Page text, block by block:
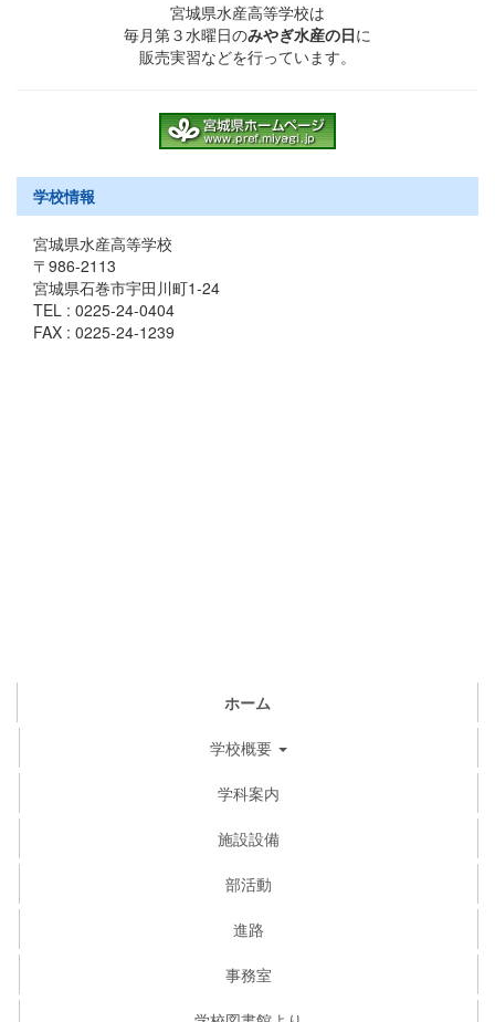
宮城県水産高等学校は
毎月第３水曜日のみやぎ水産の日に
販売実習などを行っています。
学校情報
宮城県水産高等学校
〒986-2113
宮城県石巻市宇田川町1-24
TEL : 0225-24-0404
FAX : 0225-24-1239
ホーム
学校概要
学科案内
施設設備
部活動
進路
事務室